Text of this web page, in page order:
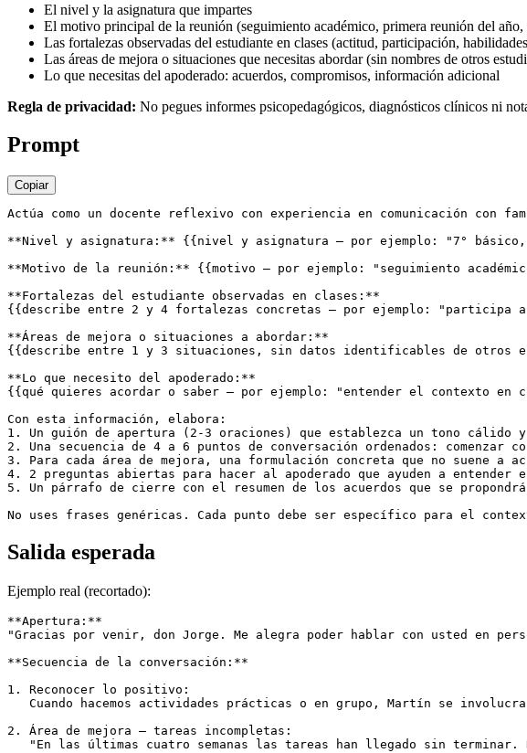
El nivel y la asignatura que impartes
El motivo principal de la reunión (seguimiento académico, primera reunión del año,
Las fortalezas observadas del estudiante en clases (actitud, participación,
Las áreas de mejora o situaciones que necesitas abordar (sin nombres de otros
Lo que necesitas del apoderado: acuerdos, compromisos, información adicional
Regla de privacidad: No pegues informes psicopedagógicos, diagnósticos clínicos ni
Prompt
Copiar
Actúa como un docente reflexivo con experiencia en comunicación
**Nivel y asignatura:** {{nivel y asignatura — por ejemplo: "7° básico,
**Motivo de la reunión:** {{motivo — por ejemplo: "seguimiento
**Fortalezas del estudiante observadas en clases:**
{{describe entre 2 y 4 fortalezas concretas — por ejemplo: "participa
**Áreas de mejora o situaciones a abordar:**
{{describe entre 1 y 3 situaciones, sin datos identificables de otros
**Lo que necesito del apoderado:**
{{qué quieres acordar o saber — por ejemplo: "entender el contexto en
Con esta información, elabora:
1. Un guión de apertura (2-3 oraciones) que establezca un tono cálido
2. Una secuencia de 4 a 6 puntos de conversación ordenados:
3. Para cada área de mejora, una formulación concreta que no suene
4. 2 preguntas abiertas para hacer al apoderado que ayuden a
5. Un párrafo de cierre con el resumen de los acuerdos que se
No uses frases genéricas. Cada punto debe ser específico para el
Salida esperada
Ejemplo real (recortado):
**Apertura:**
"Gracias por venir, don Jorge. Me alegra poder hablar con usted en
**Secuencia de la conversación:**
1. Reconocer lo positivo:
Cuando hacemos actividades prácticas o en grupo, Martín se
2. Área de mejora — tareas incompletas:
"En las últimas cuatro semanas las tareas han llegado sin